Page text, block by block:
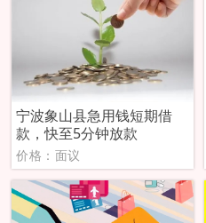
宁波象山县急用钱短期借
款，快至5分钟放款
价格：面议